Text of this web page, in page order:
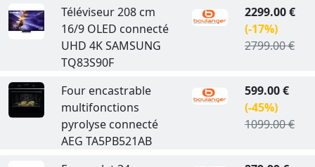
Téléviseur 208 cm
16/9 OLED connecté
UHD 4K SAMSUNG
TQ83S90F
2299.00 €
(-17%)
2799.00 €
Four encastrable
multifonctions
pyrolyse connecté
AEG TA5PB521AB
599.00 €
(-45%)
1099.00 €